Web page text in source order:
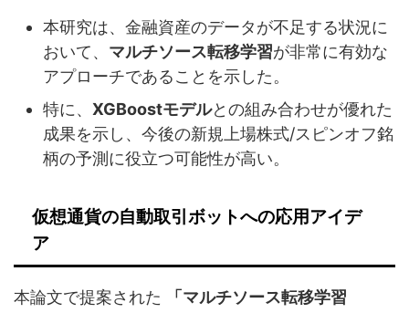
本研究は、金融資産のデータが不足する状況に
おいて、 マルチソース転移学習が非常に有効な
アプローチであることを示した。
特に、 XGBoostモデルとの組み合わせが優れた
成果を示し、今後の新規上場株式/スピンオフ銘
柄の予測に役立つ可能性が高い。
仮想通貨の自動取引ボットへの応用アイデ
ア
本論文で提案された
「マルチソース転移学習